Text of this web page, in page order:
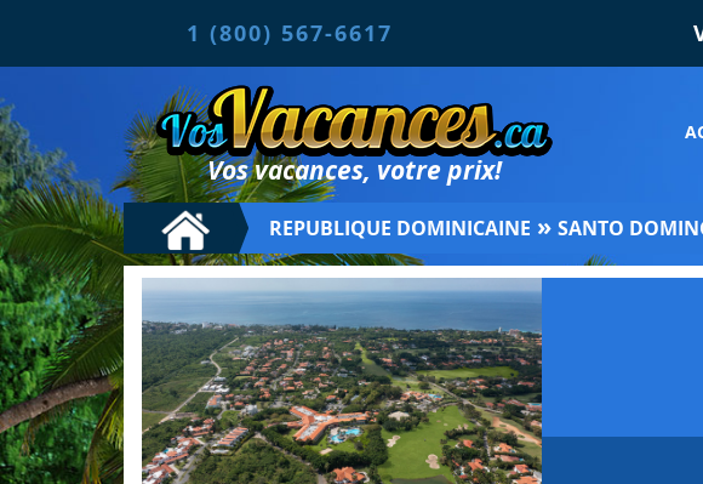
1 (800) 567-6617
Vos vacances, votre prix!
REPUBLIQUE DOMINICAINE » SANTO